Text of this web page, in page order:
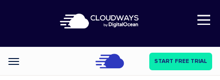
Open Nav
Categories START FREE TRIAL